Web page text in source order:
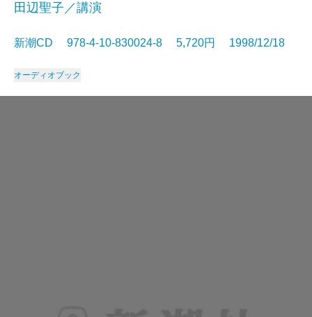
田辺聖子／講演
新潮CD 978-4-10-830024-8 5,720円 1998/12/18
オーディオブック